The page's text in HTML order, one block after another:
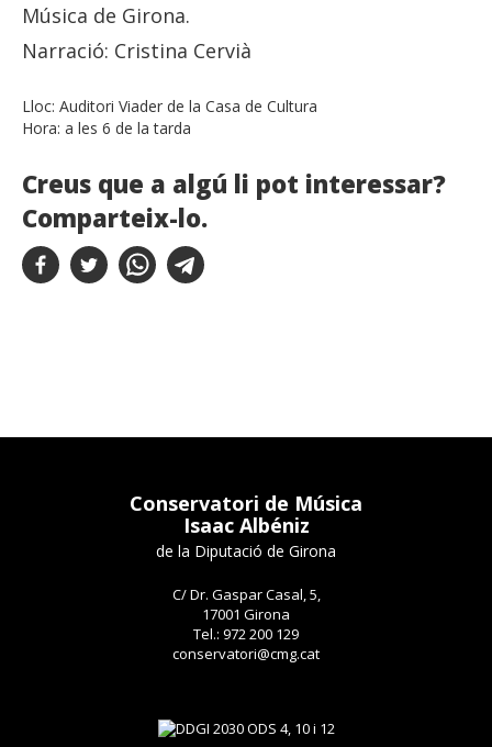
Música de Girona.
Narració: Cristina Cervià
Lloc: Auditori Viader de la Casa de Cultura
Hora: a les 6 de la tarda
Creus que a algú li pot interessar?
Comparteix-lo.
Conservatori de Música
Isaac Albéniz
de la Diputació de Girona
C/ Dr. Gaspar Casal, 5,
17001 Girona
Tel.: 972 200 129
conservatori@cmg.cat